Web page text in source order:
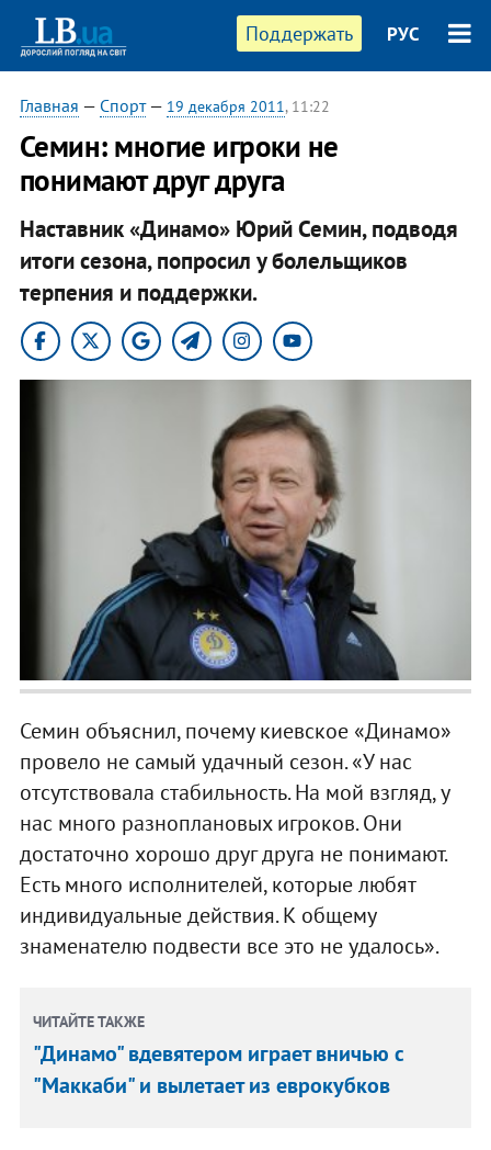
Поддержать РУС
Главная — Спорт— 19 декабря 2011, 11:22
Семин: многие игроки не
понимают друг друга
Наставник «Динамо» Юрий Семин, подводя
итоги сезона, попросил у болельщиков
терпения и поддержки.
Семин объяснил, почему киевское «Динамо»
провело не самый удачный сезон. «У нас
отсутствовала стабильность. На мой взгляд, у
нас много разноплановых игроков. Они
достаточно хорошо друг друга не понимают.
Есть много исполнителей, которые любят
индивидуальные действия. К общему
знаменателю подвести все это не удалось».
ЧИТАЙТЕ ТАКЖЕ
"Динамо" вдевятером играет вничью с
"Маккаби" и вылетает из еврокубков